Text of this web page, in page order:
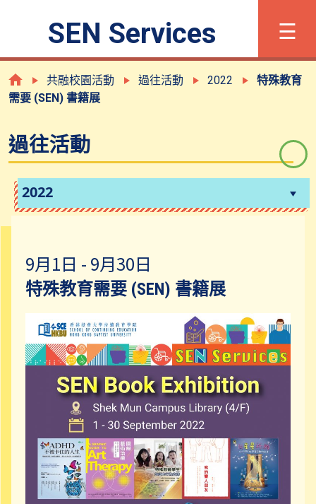
×
字體大小 简 Eng
甚麼是有特殊學習需要?
登記程序
共融校園活動
社區資源
聯絡我們
SEN Services ☰
共融校園活動 過往活動 2022
特殊教育
需要 (SEN) 書籍展
過往活動
2022
9月1日 - 9月30日
特殊教育需要 (SEN) 書籍展